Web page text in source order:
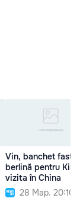
Vin, banchet
berlină pentru Kim
vizita în China
28 Мар. 20:10